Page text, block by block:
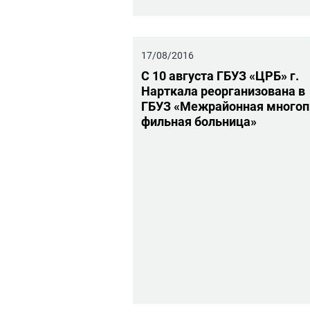
17/08/2016
С 10 ав­гу­ста ГБУЗ «ЦРБ» г.
Нарт­ка­ла ре­ор­га­ни­зо­ва­на в
ГБУЗ «Меж­рай­он­ная
филь­ная боль­ни­ца»